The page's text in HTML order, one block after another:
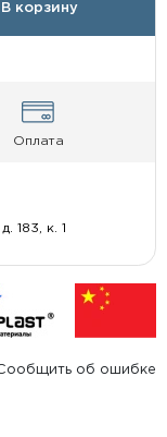
В корзину
Оплата
183, к. 1
об ошибке